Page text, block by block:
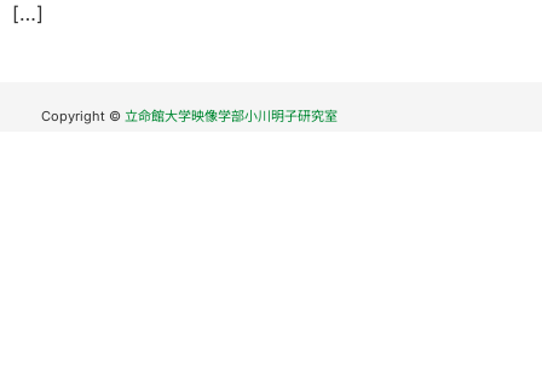
[…]
Copyright © 立命館大学映像学部小川明子研究室